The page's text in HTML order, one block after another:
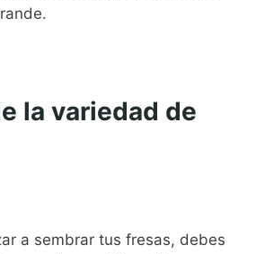
la variedad de
a sembrar tus fresas, debes